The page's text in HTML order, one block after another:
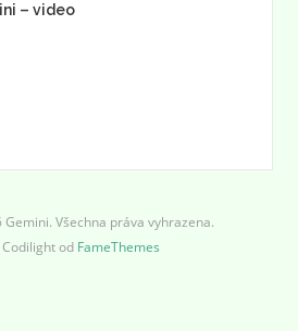
– video
Všechna práva vyhrazena.
od FameThemes